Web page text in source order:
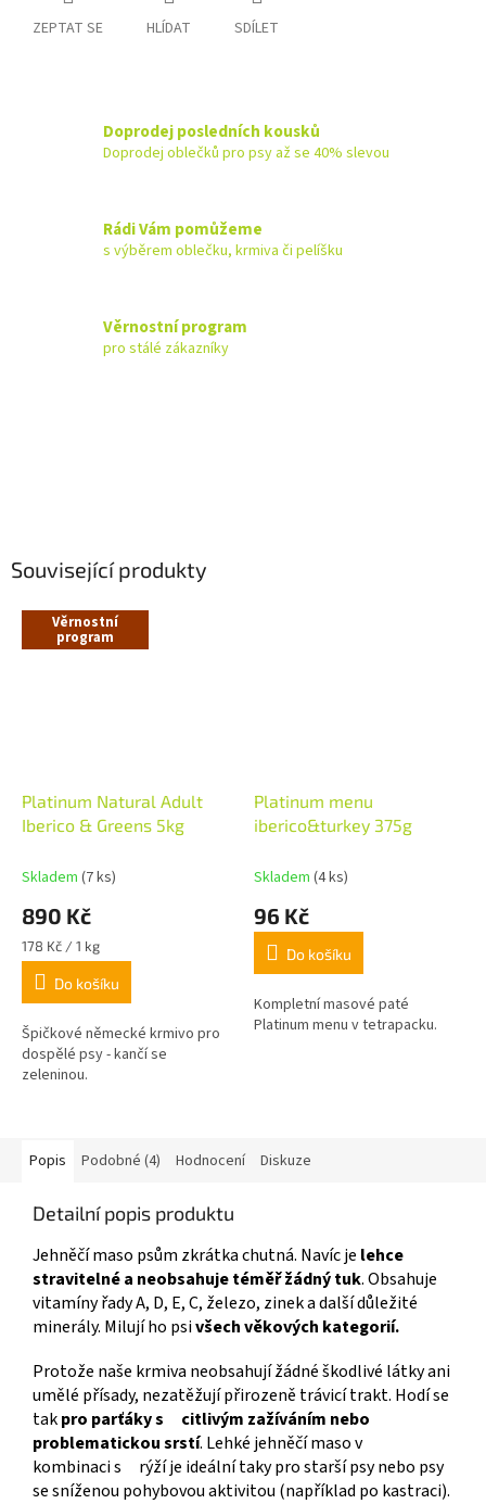
ZEPTAT SE HLÍDAT SDÍLET
Doprodej posledních kousků
Doprodej oblečků pro psy až se 40% slevou
Rádi Vám pomůžeme
s výběrem oblečku, krmiva či pelíšku
Věrnostní program
pro stálé zákazníky
Související produkty
Věrnostní
program
Platinum Natural Adult
Iberico & Greens 5kg
Skladem (7 ks)
890 Kč
Měrná
cena:
178 Kč / 1 kg
Do košíku
Špičkové německé krmivo pro
dospělé psy - kančí se
zeleninou.
Platinum menu
iberico&turkey 375g
Skladem (4 ks)
96 Kč
Do košíku
Kompletní masové paté
Platinum menu v tetrapacku.
Popis Podobné (4) Hodnocení Diskuze
Detailní popis produktu
Jehněčí maso psům zkrátka chutná. Navíc je lehce
stravitelné a neobsahuje téměř žádný tuk. Obsahuje
vitamíny řady A, D, E, C, železo, zinek a další důležité
minerály. Milují ho psivšech věkových kategorií.
Protože naše krmiva neobsahují žádné škodlivé látky ani
umělé přísady, nezatěžují přirozeně trávicí trakt. Hodí se
takpro parťáky s citlivým zažíváním nebo
problematickou srstí. Lehké jehněčí maso v
kombinaci s rýží je ideální taky pro starší psy nebo psy
se sníženou pohybovou aktivitou (například po kastraci).